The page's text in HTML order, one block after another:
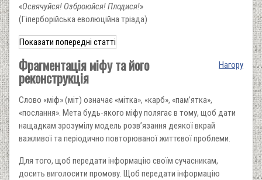
«Освячуйся! Озброюйся! Плодися!»
(Гіперборійська еволюційна тріада)
Показати попередні статті
Нагору
Фрагментація міфу та його
реконструкція
Слово «міф» (міт) означає «мітка», «карб», «пам’ятка»,
«послання». Мета будь-якого міфу полягає в тому, щоб дати
нащадкам зрозумілу модель розв’язання деякої вкрай
важливої та періодично повторюваної життєвої проблеми.
Для того, щоб передати інформацію своїм сучасникам,
досить виголосити промову. Щоб передати інформацію